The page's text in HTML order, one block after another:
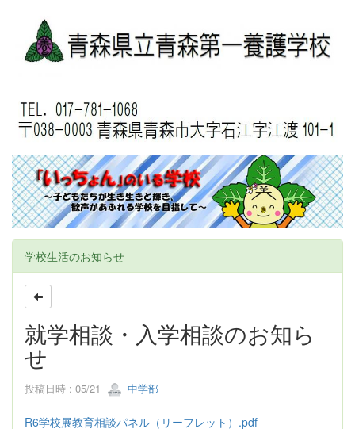
学校生活のお知らせ
就学相談・入学相談のお知ら
せ
投稿日時 : 05/21 中学部
R6学校展教育相談パネル（リーフレット）.pdf